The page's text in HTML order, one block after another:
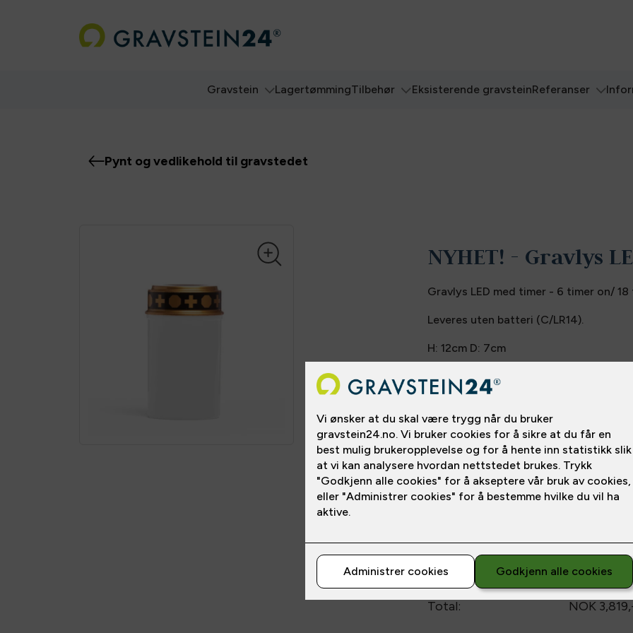
Gravstein LagertømmingTilbehør Eksisterende gravsteinReferanser
Pynt og vedlikehold til gravstedet
NYHET! - Gravlys
Gravlys LED med timer - 6 timer on/ 18
Leveres uten batteri (C/LR14).
H: 12cm D: 7cm
Pris fraNOK 80 / pr.
*Prisen gjelder betaling over12 mnd.
Delbetaling
Etableringsgebyr: NOK 399
Månedspris:
NOK 57,-
Total:
NOK 3,819